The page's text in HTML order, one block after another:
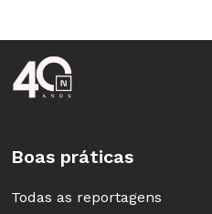
Rodapé da Nova Escola
Boas práticas
Todas as reportagens